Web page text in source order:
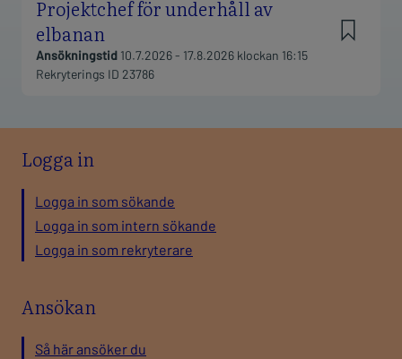
Logga in
Logga in som sökande
Logga in som intern sökande
Logga in som rekryterare
Ansökan
Så här ansöker du